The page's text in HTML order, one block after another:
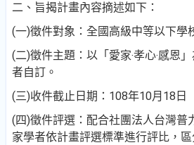
二、旨揭計畫內容摘述如下：
(一)徵件對象：全國高級中等以下學
(二)徵件主題：以「愛家‧孝心‧感恩
者自訂。
(三)收件截止日期：108年10月18日
(四)徵件評選：配合社團法人台灣普
家學者依計畫評選標準進行評比，區